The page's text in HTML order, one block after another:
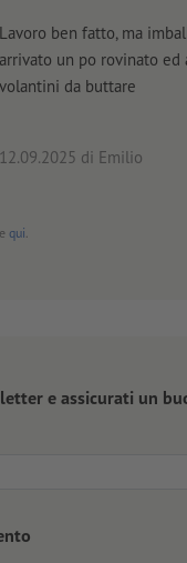
Lavoro ben fatto, ma
arrivato un po rovinato ed
volantini da buttare
12.09.2025 di Emilio
qui.
e assicurati un